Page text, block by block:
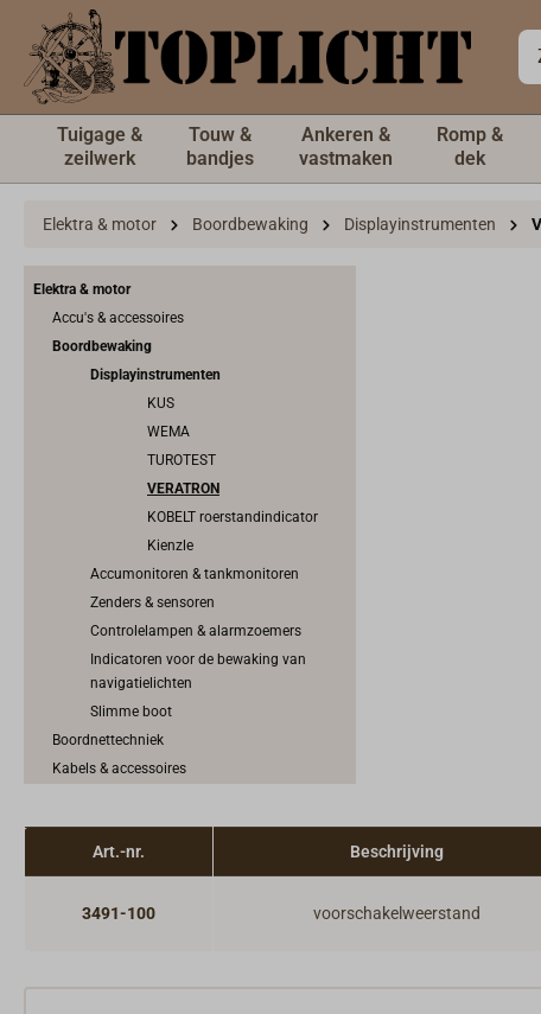
hoofdinhoud
Tuigage &
zeilwerk
Touw &
bandjes
Ankeren &
vastmaken
Romp &
dek
Elektra & motor Boordbewaking Displayinstrumenten
Elektra & motor
Accu's & accessoires
Boordbewaking
Displayinstrumenten
KUS
WEMA
TUROTEST
VERATRON
KOBELT roerstandindicator
Kienzle
Accumonitoren & tankmonitoren
Zenders & sensoren
Controlelampen & alarmzoemers
Indicatoren voor de bewaking van
navigatielichten
Slimme boot
Boordnettechniek
Kabels & accessoires
Laadtechniek
Omvormers & spanningsomvormers
brandstofcellen
Art.-nr. Beschrijving
3491-100 voorschakelweerstand